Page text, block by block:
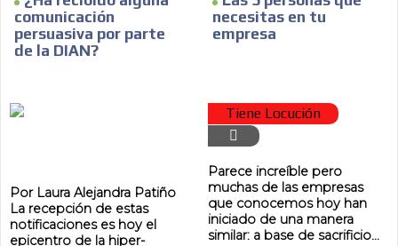
comunicación
persuasiva por parte
de la DIAN?
Por Laura Alejandra Patiño
La recepción de estas
notificaciones es hoy el
epicentro de la hiper-
necesitas en tu
empresa
Tiene Locución
Parece increíble pero
muchas de las empresas
que conocemos hoy han
iniciado de una manera
similar: a base de sacrificio...